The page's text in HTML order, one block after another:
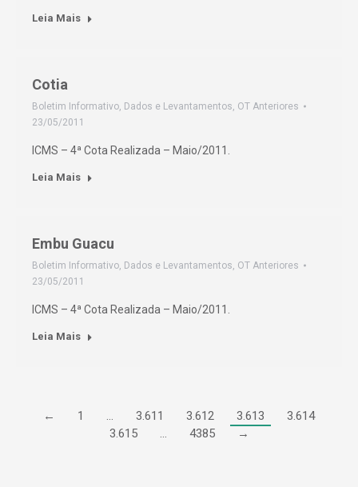
Leia Mais
Cotia
Boletim Informativo, Dados e Levantamentos, OT Anteriores
23/05/2011
ICMS – 4ª Cota Realizada – Maio/2011.
Leia Mais
Embu Guacu
Boletim Informativo, Dados e Levantamentos, OT Anteriores
23/05/2011
ICMS – 4ª Cota Realizada – Maio/2011.
Leia Mais
← 1 … 3.611 3.612 3.613
3.614
3.615
… 4385 →